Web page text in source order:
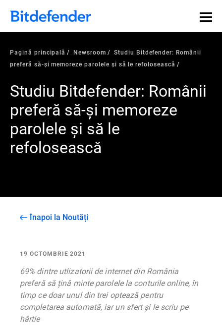
Pagină principală Newsroom
Studiu Bitdefender: Românii
preferă să-și memoreze parolele și să le refolosească
Studiu Bitdefender: Românii
preferă să-și memoreze
parolele și să le
refolosească
Înapoi la Noutăți
19 OCTOMBRIE 2021
69% dintre utlizatorii de internet din România
preferă să țină minte parolele la conturile online, în
timp ce doar unul din trei optează pentru
completarea automată, iar un sfert și le scriu pe
hârtie